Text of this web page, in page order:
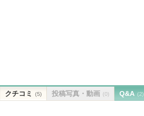
クチコミ (5) 投稿写真・動画 (0) Q&A (2)